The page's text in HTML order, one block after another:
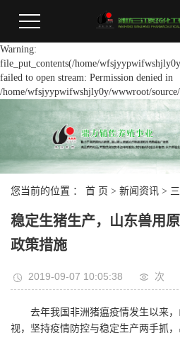
Warning:
file_put_contents(/home/
failed to open stream: Permission denied in
/home/wfsjyypwifwshjly0y/wwwroot/
您当前的位置 ： 首 页 > 新闻资讯 >
稳定生猪生产，山东兽用
政策措施
2019-09-07 10:05:38 次
去年我国非洲猪瘟疫情发生以来
视，坚持疫情防控与稳定生产两手抓